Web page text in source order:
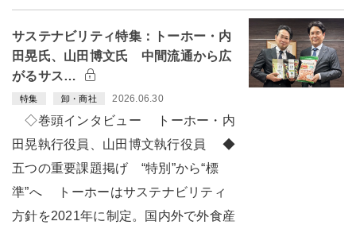
サステナビリティ特集：トーホー・内
田晃氏、山田博文氏 中間流通から広
がるサス…
特集 卸・商社 2026.06.30
◇巻頭インタビュー トーホー・内
田晃執行役員、山田博文執行役員 ◆
五つの重要課題掲げ “特別”から“標
準”へ トーホーはサステナビリティ
方針を2021年に制定。国内外で外食産